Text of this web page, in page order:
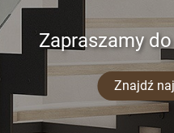
Zapraszamy
Znajdź